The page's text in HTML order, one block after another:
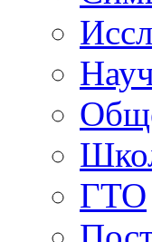
ГТО